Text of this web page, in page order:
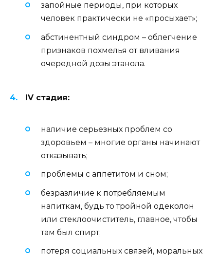
запойные периоды, при которых
человек практически не «просыхает»;
абстинентный синдром – облегчение
признаков похмелья от вливания
очередной дозы этанола.
IV стадия:
наличие серьезных проблем со
здоровьем – многие органы начинают
отказывать;
проблемы с аппетитом и сном;
безразличие к потребляемым
напиткам, будь то тройной одеколон
или стеклоочиститель, главное, чтобы
там был спирт;
потеря социальных связей, моральных